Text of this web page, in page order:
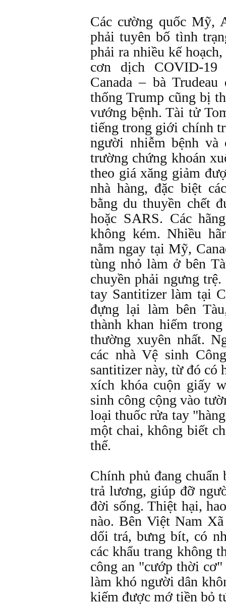
Các cường quốc Mỹ,
phải tuyên bố tình
phải ra nhiều kế
cơn dịch COVID-
Canada – bà
thống Trump cũng bị
vướng bệnh. Tài tử
tiếng trong giới chính
người nhiễm bệnh và
trường chứng khoán
theo giá xăng giảm
nhà hàng, đặc biệt
bằng du thuyền chết
hoặc SARS. Các
không kém. Nhiều
nằm ngay tại Mỹ,
tùng nhỏ làm ở bên
chuyền phải ngưng
tay Santitizer làm tại
đựng lại làm bên
thành khan hiếm
thường xuyên nhất.
các nhà Vệ sinh
santitizer này, từ đó có
xích khóa cuộn giấy
sinh công cộng vào
loại thuốc rửa tay
một chai, không biết
thế.
Chính phủ đang
trả lương, giúp đỡ
đời sống. Thiệt hại,
nào. Bên Việt Nam
dối trá, bưng bít, có
các khẩu trang không
công an "cướp thời
làm khó người dân
kiếm được mớ tiền bỏ